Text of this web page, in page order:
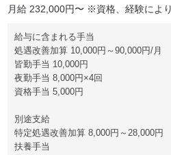
月給 232,000円〜 ※資格、経験によ
給与に含まれる手当
処遇改善加算 10,000円～90,000円/月
皆勤手当 10,000円
夜勤手当 8,000円×4回
資格手当 5,000円
別途支給
特定処遇改善加算 8,000円～28,000円
扶養手当